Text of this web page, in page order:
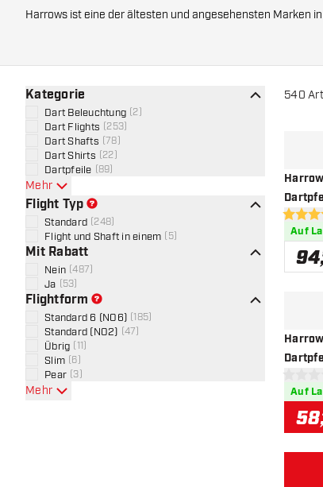
Harrows ist eine der ältesten und angesehensten Marken in der Welt des Darts. Seit der Gründung im Jahr 1973 hat sich Harrows zu einer Marke entwickelt, die Innovation, Handwerkskunst
Kategorie
Dart Beleuchtung 2
Dart Flights 253
Dart Shafts 78
Dart Shirts 22
Dartpfeile 89
Mehr
Flight Typ
Standard 248
Flight und Shaft in einem 5)
Mit Rabatt
Nein (487
Ja 53
Flightform
Standard 6 (NO6) 185
Standard (NO2) 47
Übrig 11
Slim 6
Pear 3
Mehr
540
4.7
Auf
94
0
Auf
58